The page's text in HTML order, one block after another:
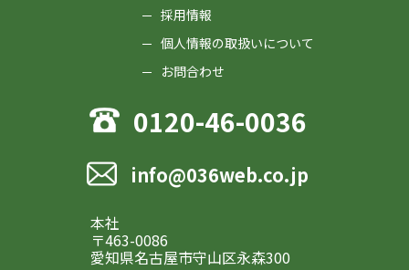
採用情報
個人情報の取扱いについて
お問合わせ
0120-46-0036
info@036web.co.jp
本社
〒463-0086
愛知県名古屋市守山区永森300